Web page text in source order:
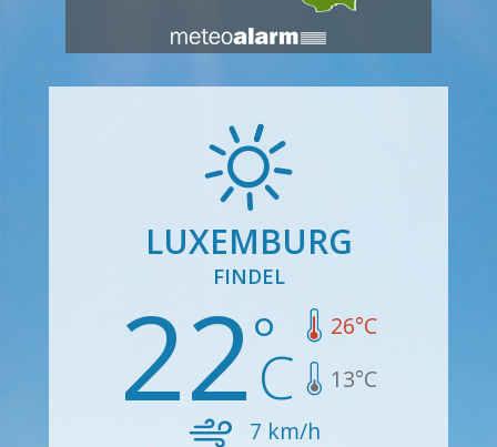
LUXEMBURG
FINDEL
22 26°C
13°C
7 km/h